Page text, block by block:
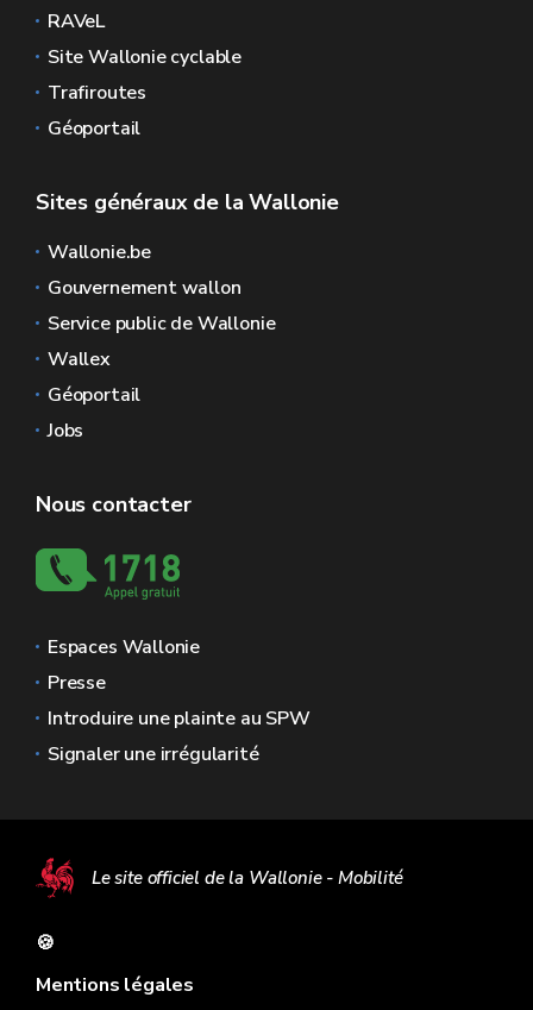
RAVeL
Site Wallonie cyclable
Trafiroutes
Géoportail
Sites généraux de la Wallonie
Wallonie.be
Gouvernement wallon
Service public de Wallonie
Wallex
Géoportail
Jobs
Nous contacter
Espaces Wallonie
Presse
Introduire une plainte au SPW
Signaler une irrégularité
Le site officiel de la Wallonie - Mobilité
🍪
Mentions légales